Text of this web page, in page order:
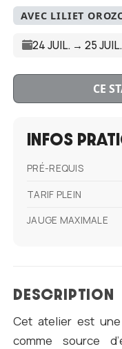
AVEC LILIET
24 JUIL. → 25 JUIL.
CE
INFOS
PRÉ-REQUIS
TARIF PLEIN
JAUGE MAXIMALE
DESCRIPTION
Cet atelier est
comme source